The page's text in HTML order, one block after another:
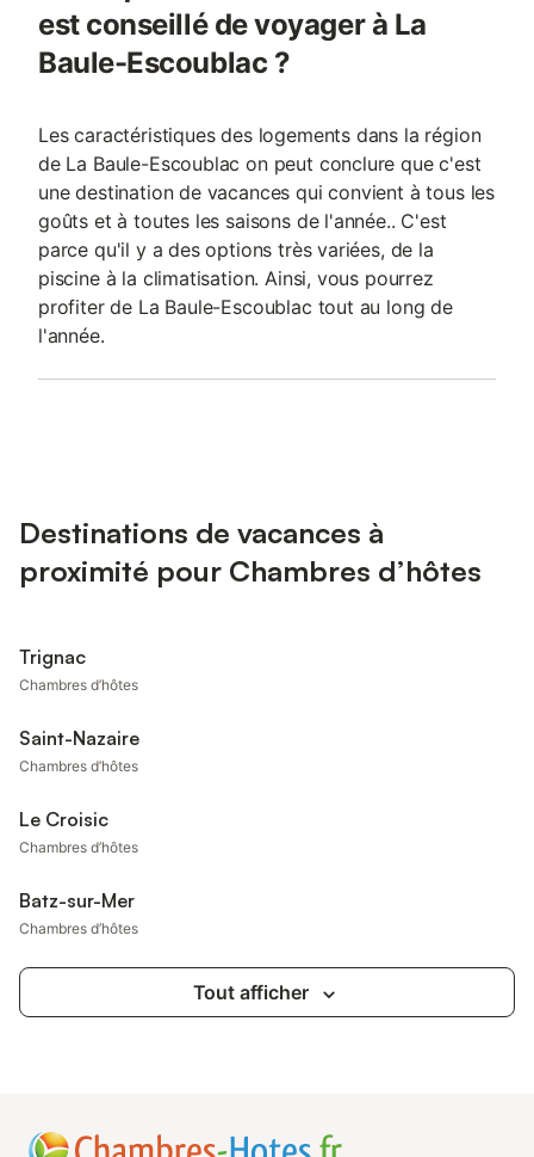
est conseillé de voyager à La
Baule-Escoublac ?
Les caractéristiques des logements dans la région
de La Baule-Escoublac on peut conclure que c'est
une destination de vacances qui convient à tous les
goûts et à toutes les saisons de l'année.. C'est
parce qu'il y a des options très variées, de la
piscine à la climatisation. Ainsi, vous pourrez
profiter de La Baule-Escoublac tout au long de
l'année.
Destinations de vacances à
proximité pour Chambres d’hôtes
Trignac
Chambres d’hôtes
Saint-Nazaire
Chambres d’hôtes
Le Croisic
Chambres d’hôtes
Batz-sur-Mer
Chambres d’hôtes
Tout afficher